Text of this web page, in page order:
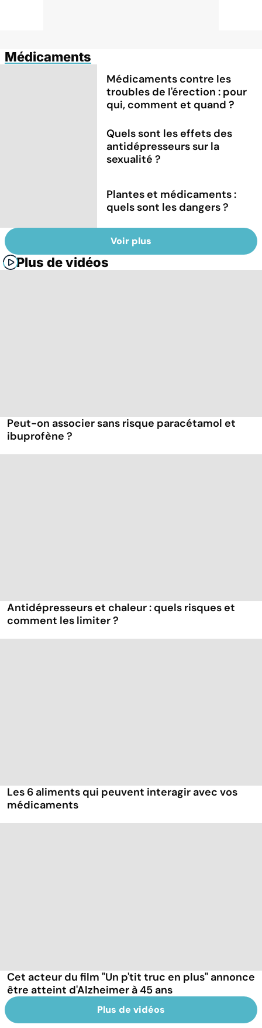
Médicaments
Médicaments contre les
troubles de l'érection : pour
qui, comment et quand ?
Quels sont les effets des
antidépresseurs sur la
sexualité ?
Plantes et médicaments :
quels sont les dangers ?
Voir plus
Plus de vidéos
Peut-on associer sans risque paracétamol et
ibuprofène ?
Antidépresseurs et chaleur : quels risques et
comment les limiter ?
Les 6 aliments qui peuvent interagir avec vos
médicaments
Cet acteur du film "Un p'tit truc en plus" annonce
être atteint d'Alzheimer à 45 ans
Plus de vidéos